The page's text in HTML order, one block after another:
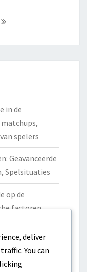
in de
spelers
Geavanceerde
Spelsituaties
op de
factoren,
deliver
You can